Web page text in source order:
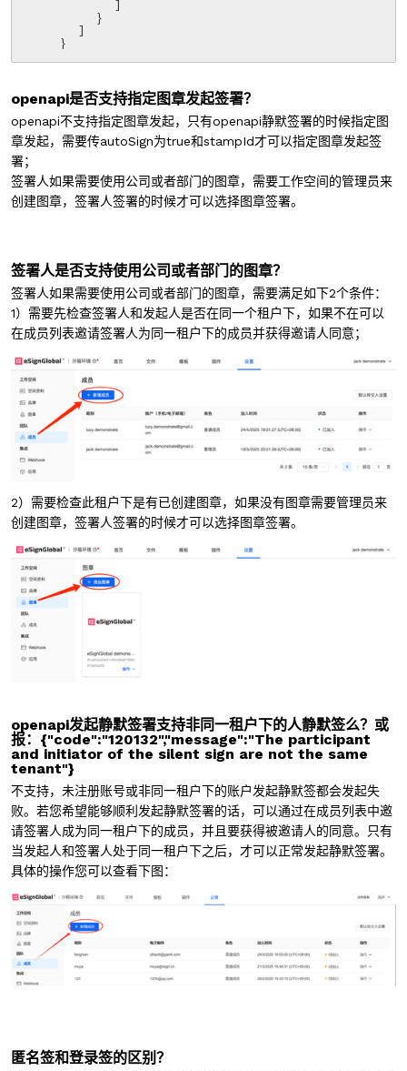
        }
openapi是否支持指定图章发起签署？
openapi不支持指定图章发起，只有openapi静默签署的时候指定图
章发起，需要传autoSign为true和stampId才可以指定图章发起签
署；
签署人如果需要使用公司或者部门的图章，需要工作空间的管理员来
创建图章，签署人签署的时候才可以选择图章签署。
签署人是否支持使用公司或者部门的图章？
签署人如果需要使用公司或者部门的图章，需要满足如下2个条件：
1）需要先检查签署人和发起人是否在同一个租户下，如果不在可以
在成员列表邀请签署人为同一租户下的成员并获得邀请人同意；
2） 需要检查此租户下是有已创建图章，如果没有图章需要管理员来
创建图章，签署人签署的时候才可以选择图章签署。
openapi发起静默签署支持非同一租户下的人静默签么？或
报：{"code":"120132","message":"The participant
and initiator of the silent sign are not the same
tenant"}
不支持，未注册账号或非同一租户下的账户发起静默签都会发起失
败。若您希望能够顺利发起静默签署的话，可以通过在成员列表中邀
请签署人成为同一租户下的成员，并且要获得被邀请人的同意。只有
当发起人和签署人处于同一租户下之后，才可以正常发起静默签署。
具体的操作您可以查看下图：
匿名签和登录签的区别？